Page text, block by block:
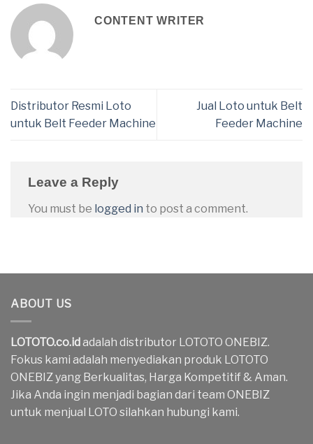
CONTENT WRITER
Distributor Resmi Loto
untuk Belt Feeder Machine
Jual Loto untuk Belt
Feeder Machine
Leave a Reply
You must be logged in to post a comment.
ABOUT US
LOTOTO.co.idadalah distributor LOTOTO ONEBIZ.
Fokus kami adalah menyediakan produk LOTOTO
ONEBIZ yang Berkualitas, Harga Kompetitif & Aman.
Jika Anda ingin menjadi bagian dari team ONEBIZ
untuk menjual LOTO silahkan hubungi kami.